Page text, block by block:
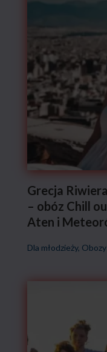
Grecja
– obóz Chill
Aten i
Dla młodzieży,